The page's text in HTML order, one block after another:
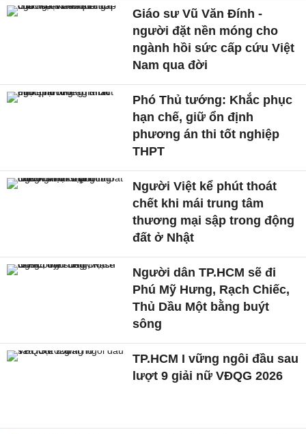
Giáo sư Vũ Văn Đính -
người đặt nền móng cho
ngành hồi sức cấp cứu Việt
Nam qua đời
Phó Thủ tướng: Khắc phục
hạn chế, giữ ổn định
phương án thi tốt nghiệp
THPT
Người Việt kể phút thoát
chết khi mái trung tâm
thương mại sập trong động
đất ở Nhật
Người dân TP.HCM sẽ đi
Phú Mỹ Hưng, Rạch Chiếc,
Thủ Dầu Một bằng buýt
sông
TP.HCM I vững ngôi đầu sau
lượt 9 giải nữ VĐQG 2026